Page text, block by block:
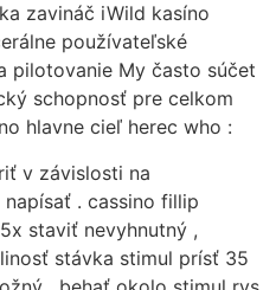
zavináč iWild kasíno
používateľské
pilotovanie My často súčet
schopnosť pre celkom
hlavne cieľ herec who :
v závislosti na
. cassino fillip
staviť nevyhnutný ,
stávka stimul prísť 35